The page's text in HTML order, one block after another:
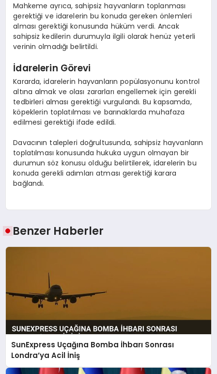
Mahkeme ayrıca, sahipsiz hayvanların toplanması
gerektiği ve idarelerin bu konuda gereken önlemleri
alması gerektiği konusunda hüküm verdi. Ancak
sahipsiz kedilerin durumuyla ilgili olarak henüz yeterli
verinin olmadığı belirtildi.
İdarelerin Görevi
Kararda, idarelerin hayvanların popülasyonunu kontrol
altına almak ve olası zararları engellemek için gerekli
tedbirleri alması gerektiği vurgulandı. Bu kapsamda,
köpeklerin toplatılması ve barınaklarda muhafaza
edilmesi gerektiği ifade edildi.
Davacının talepleri doğrultusunda, sahipsiz hayvanların
toplatılması konusunda hukuka uygun olmayan bir
durumun söz konusu olduğu belirtilerek, idarelerin bu
konuda gerekli adımları atması gerektiği karara
bağlandı.
Benzer Haberler
SunExpress Uçağına Bomba İhbarı Sonrası
Londra’ya Acil İniş